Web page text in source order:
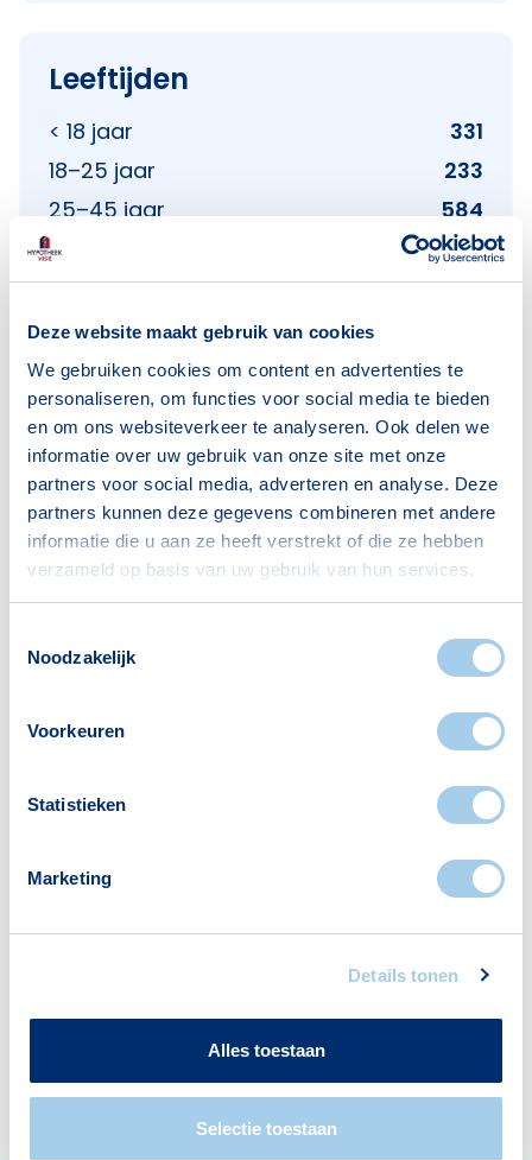
Deze website maakt gebruik van cookies
We gebruiken cookies om content en advertenties te
personaliseren, om functies voor social media te bieden
en om ons websiteverkeer te analyseren. Ook delen we
informatie over uw gebruik van onze site met onze
partners voor social media, adverteren en analyse. Deze
partners kunnen deze gegevens combineren met andere
informatie die u aan ze heeft verstrekt of die ze hebben
verzameld op basis van uw gebruik van hun services.
Noodzakelijk
Voorkeuren
Statistieken
Marketing
Details tonen
Alles toestaan
Selectie toestaan
Leeftijden
< 18 jaar
331
18–25 jaar
233
25–45 jaar
584
45–65 jaar
525
65+ jaar
292
Bron: CBS
Huishoudens
Alleenwonend
532
Gezin zonder kinderen
158
Gezin met kinderen
296
Deze wijk heeft het allemaal voor je. Zo vind je
er:
1 4